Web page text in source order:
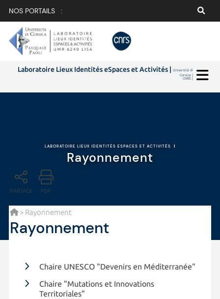
NOS PORTAILS :
Laboratoire Lieux Identités eSpaces et Activités |Università di
Corsica |
CNRS |
LABORATOIRE LIEUX IDENTITÉS ESPACES ET ACTIVITÉS |
Rayonnement
PARTAGE PDF
> Rayonnement
Rayonnement
Chaire UNESCO "Devenirs en Méditerranée"
Chaire "Mutations et Innovations
Territoriales"